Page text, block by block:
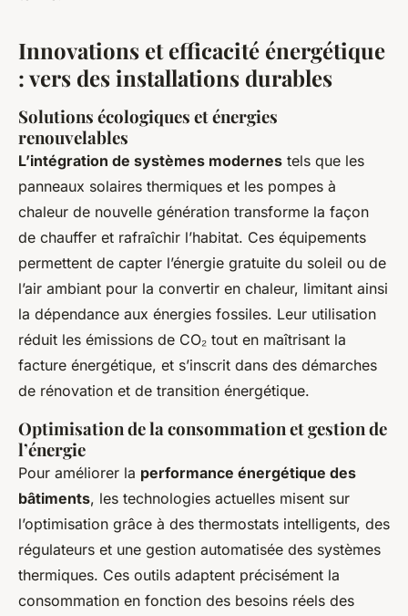
Innovations et efficacité énergétique
: vers des installations durables
Solutions écologiques et énergies
renouvelables
L’intégration de systèmes modernes tels que les
panneaux solaires thermiques et les pompes à
chaleur de nouvelle génération transforme la façon
de chauffer et rafraîchir l’habitat. Ces équipements
permettent de capter l’énergie gratuite du soleil ou de
l’air ambiant pour la convertir en chaleur, limitant ainsi
la dépendance aux énergies fossiles. Leur utilisation
réduit les émissions de CO₂ tout en maîtrisant la
facture énergétique, et s’inscrit dans des démarches
de rénovation et de transition énergétique.
Optimisation de la consommation et gestion de
l’énergie
Pour améliorer la performance énergétique des
bâtiments, les technologies actuelles misent sur
l’optimisation grâce à des thermostats intelligents, des
régulateurs et une gestion automatisée des systèmes
thermiques. Ces outils adaptent précisément la
consommation en fonction des besoins réels des